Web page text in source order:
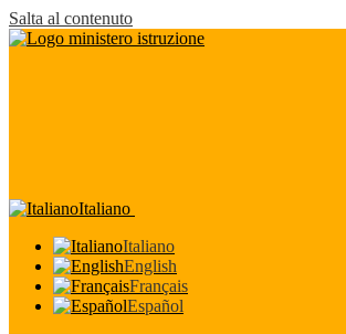
Salta al contenuto
Italiano
Italiano
English
Français
Español